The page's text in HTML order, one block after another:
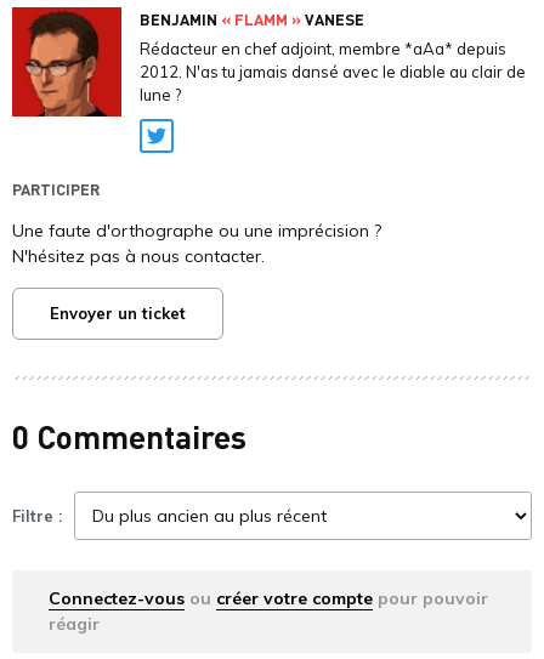
BENJAMIN « FLAMM »VANESE
Rédacteur en chef adjoint, membre *aAa* depuis
2012. N'as tu jamais dansé avec le diable au clair de
lune ?
Twitter
PARTICIPER
Une faute d'orthographe ou une imprécision ?
N'hésitez pas à nous contacter.
Envoyer un ticket
0 Commentaires
Filtre :
Connectez-vous ou créer votre compte pour pouvoir
réagir